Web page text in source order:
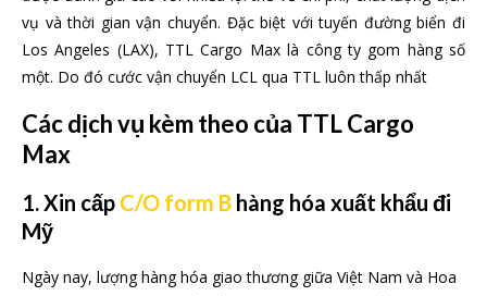
vụ và thời gian vận chuyển. Đặc biệt với tuyến đường biển đi
Los Angeles (LAX), TTL Cargo Max là công ty gom hàng số
một. Do đó cước vận chuyển LCL qua TTL luôn thấp nhất
Các dịch vụ kèm theo của TTL Cargo
Max
1. Xin cấp C/O form B hàng hóa xuất khẩu đi
Mỹ
Ngày nay, lượng hàng hóa giao thương giữa Việt Nam và Hoa